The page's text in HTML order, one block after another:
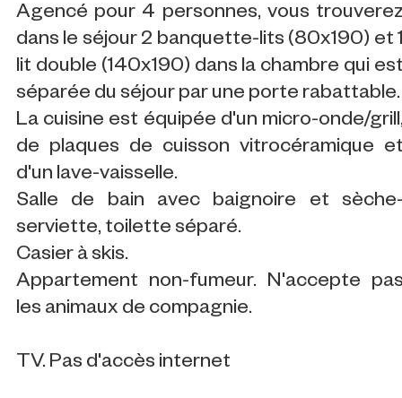
Agencé pour 4 personnes, vous
dans le séjour 2 banquette-lits (80x190) et
lit double (140x190) dans la chambre qui
séparée du séjour par une porte rabattable.
La cuisine est équipée d'un micro-onde/
de plaques de cuisson vitrocéramique
d'un lave-vaisselle.
Salle de bain avec baignoire et
serviette, toilette séparé.
Casier à skis.
Appartement non-fumeur. N'accepte
les animaux de compagnie.
TV. Pas d'accès internet